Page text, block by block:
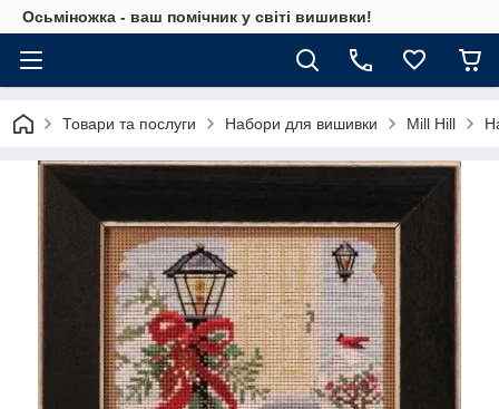
Осьміножка - ваш помічник у світі вишивки!
Товари та послуги Набори для вишивки Mill Hill